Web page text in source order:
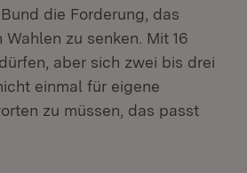
die Forderung, das
zu senken. Mit 16
aber sich zwei bis drei
einmal für eigene
zu müssen, das passt